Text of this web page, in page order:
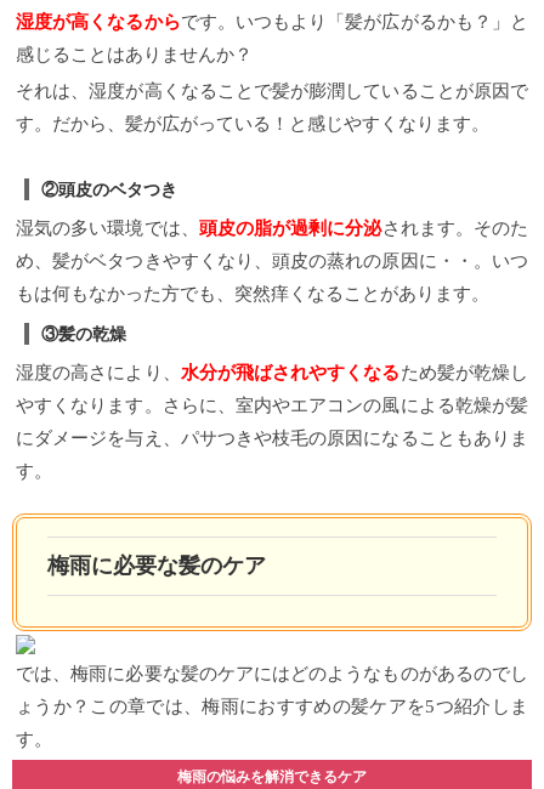
湿度が高くなるからです。いつもより「髪が広がるかも？」と
感じることはありませんか？
それは、湿度が高くなることで髪が膨潤していることが原因で
す。だから、髪が広がっている！と感じやすくなります。
②頭皮のベタつき
湿気の多い環境では、 頭皮の脂が過剰に分泌されます。そのた
め、髪がベタつきやすくなり、頭皮の蒸れの原因に・・。いつ
もは何もなかった方でも、突然痒くなることがあります。
③髪の乾燥
湿度の高さにより、 水分が飛ばされやすくなるため髪が乾燥し
やすくなります。さらに、室内やエアコンの風による乾燥が髪
にダメージを与え、パサつきや枝毛の原因になることもありま
す。
梅雨に必要な髪のケア
では、梅雨に必要な髪のケアにはどのようなものがあるのでし
ょうか？この章では、梅雨におすすめの髪ケアを5つ紹介しま
す。
梅雨の悩みを解消できるケア